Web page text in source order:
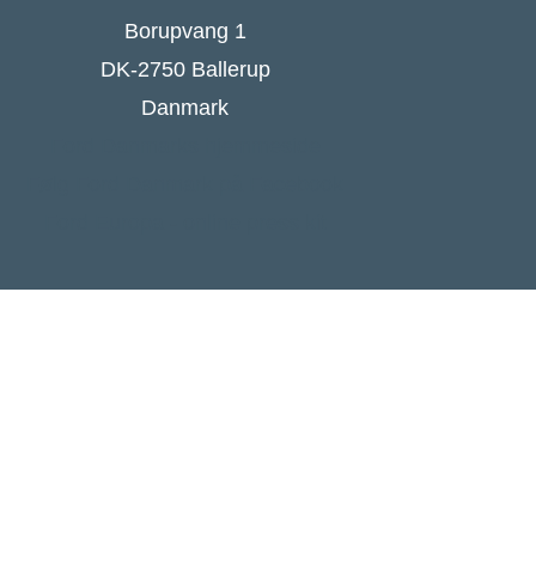
Borupvang 1
DK-2750 Ballerup
Danmark